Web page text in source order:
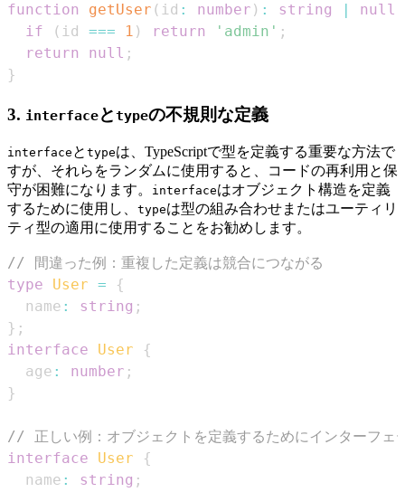
function getUser ( id : number ) : string |
null
if
( id === 1 ) return 'admin' ;
return
null ;
}
3. interfaceとtypeの不規則な定義
interface と typeは、TypeScriptで型を定義する重要な方法で
すが、それらをランダムに使用すると、コードの再利用と保
守が困難になります。
interfaceはオブジェクト構造を定義
するために使用し、 typeは型の組み合わせまたはユーティリ
ティ型の適用に使用することをお勧めします。
// 間違った例：重複した定義は競合につながる
type
User =
{
  name
: string ;
} ;
interface
User
{
  age
: number ;
}
// 正しい例：オブジェクトを定義するためにインターフェ
interface
User
{
  name
: string ;